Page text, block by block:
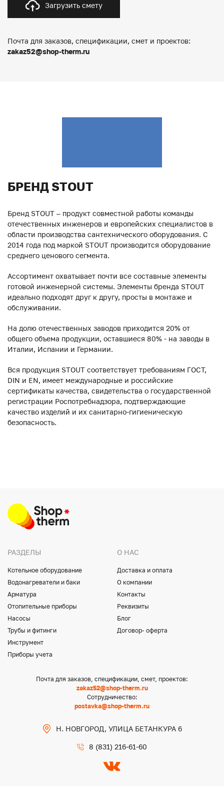
Загрузить смету
Почта для заказов, спецификации, смет и проектов:
zakaz52@shop-therm.ru
БРЕНД STOUT
Бренд STOUT – продукт совместной работы команды
отечественных инженеров и европейских специалистов в
области производства сантехнического оборудования. С
2014 года под маркой STOUT производится оборудование
среднего ценового сегмента.
Ассортимент охватывает почти все составные элементы
готовой инженерной системы. Элементы бренда STOUT
идеально подходят друг к другу, просты в монтаже и
обслуживании.
На долю отечественных заводов приходится 20% от
общего объема продукции, оставшиеся 80% - на заводы в
Италии, Испании и Германии.
Вся продукция STOUT соответствует требованиям ГОСТ,
DIN и EN, имеет международные и российские
сертификаты качества, свидетельства о государственной
регистрации Роспотребнадзора, подтверждающие
качество изделий и их санитарно-гигиеническую
безопасность.
РАЗДЕЛЫ
Котельное оборудование
Водонагреватели и баки
Арматура
Отопительные приборы
Насосы
Трубы и фитинги
Инструмент
Приборы учета
О НАС
Доставка и оплата
О компании
Контакты
Реквизиты
Блог
Договор- оферта
Почта для заказов, спецификации, смет, проектов:
zakaz52@shop-therm.ru
Сотрудничество:
postavka@shop-therm.ru
Н. НОВГОРОД, УЛИЦА БЕТАНКУРА 6
8 (831) 216-61-60